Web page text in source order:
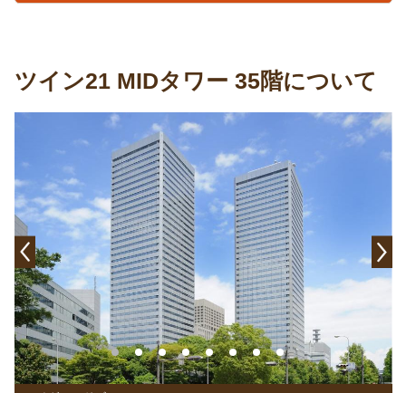
ツイン21 MIDタワー 35階について